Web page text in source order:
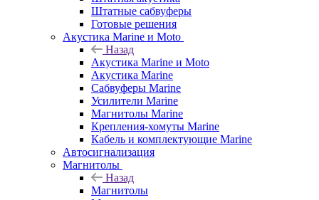
Штатные сабвуферы
Готовые решения
Акустика Marine и Moto
Назад
Акустика Marine и Moto
Акустика Marine
Сабвуферы Marine
Усилители Marine
Магнитолы Marine
Крепления-хомуты Marine
Кабель и комплектующие Marine
Автосигнализация
Магнитолы
Назад
Магнитолы